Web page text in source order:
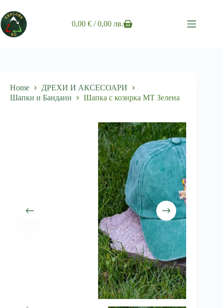
to
content
Shopping
0,00€ / 0,00 лв.
Home
ДРЕХИ И АКСЕСОАРИ
Шапки и Бандани
Шапка с козирка MT Зелена